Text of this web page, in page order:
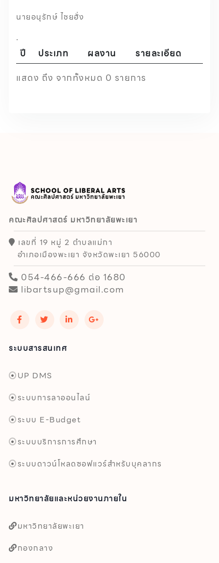
นายอนุรักษ์ ไชยฮั่ง
.
ปี
ประเภท ผลงาน
รายละเอียด
แสดง ถึง จากทั้งหมด 0 รายการ
คณะศิลปศาสตร์ มหาวิทยาลัยพะเยา
เลขที่ 19 หมู่ 2 ตำบลแม่กา
อำเภอเมืองพะเยา จังหวัดพะเยา 56000
054-466-666 ต่อ 1680
libartsup@gmail.com
ระบบสารสนเทศ
UP DMS
ระบบการลาออนไลน์
ระบบ E-Budget
ระบบบริการการศึกษา
ระบบดาวน์โหลดซอฟแวร์สำหรับบุคลากร
มหาวิทยาลัยและหน่วยงานภายใน
มหาวิทยาลัยพะเยา
กองกลาง